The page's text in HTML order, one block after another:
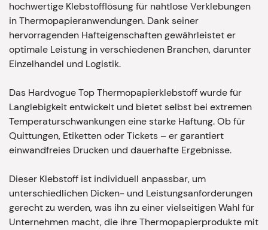
hochwertige Klebstofflösung für nahtlose Verklebungen
in Thermopapieranwendungen. Dank seiner
hervorragenden Hafteigenschaften gewährleistet er
optimale Leistung in verschiedenen Branchen, darunter
Einzelhandel und Logistik.
Das Hardvogue Top Thermopapierklebstoff wurde für
Langlebigkeit entwickelt und bietet selbst bei extremen
Temperaturschwankungen eine starke Haftung. Ob für
Quittungen, Etiketten oder Tickets – er garantiert
einwandfreies Drucken und dauerhafte Ergebnisse.
Dieser Klebstoff ist individuell anpassbar, um
unterschiedlichen Dicken- und Leistungsanforderungen
gerecht zu werden, was ihn zu einer vielseitigen Wahl für
Unternehmen macht, die ihre Thermopapierprodukte mit